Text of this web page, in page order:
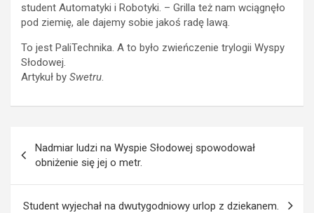
student Automatyki i Robotyki. – Grilla też nam wciągnęło
pod ziemię, ale dajemy sobie jakoś radę lawą.
To jest PaliTechnika. A to było zwieńczenie trylogii Wyspy
Słodowej.
Artykuł by Swetru.
navigation
Nadmiar ludzi na Wyspie Słodowej spowodował
obniżenie się jej o metr.
Student wyjechał na dwutygodniowy urlop z dziekanem.